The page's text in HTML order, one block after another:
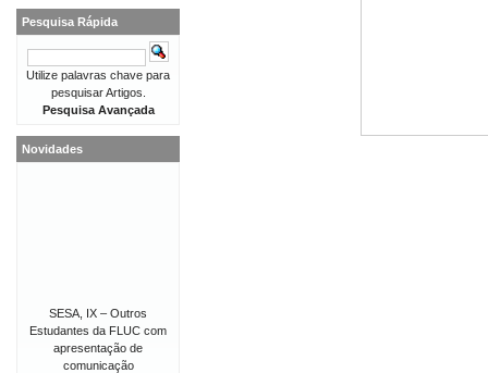
Pesquisa Rápida
Utilize palavras chave para
pesquisar Artigos.
Pesquisa Avançada
Novidades
SESA, IX – Outros
Estudantes da FLUC com
apresentação de
comunicação